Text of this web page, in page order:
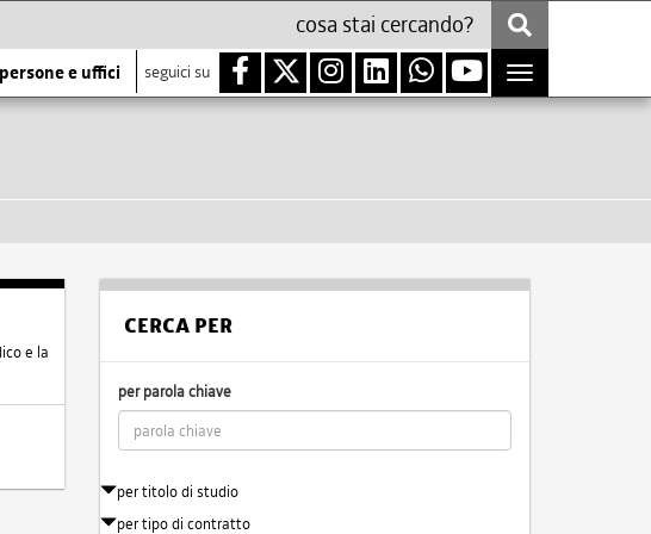
persone e uffici seguici su
Toggle
navigation
e la
CERCA PER
per parola chiave
per titolo di studio
per tipo di contratto